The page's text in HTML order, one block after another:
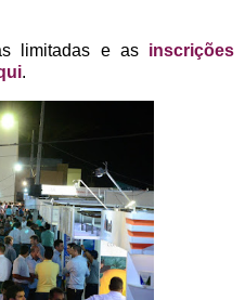
limitadas e as inscrições
.